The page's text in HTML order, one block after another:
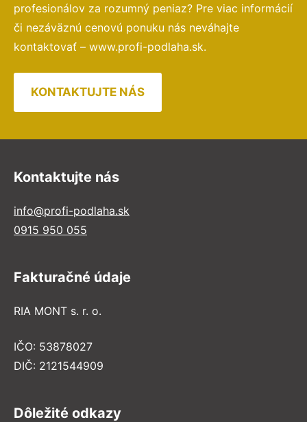
profesionálov za rozumný peniaz? Pre viac informácií
či nezáväznú cenovú ponuku nás neváhajte
kontaktovať – www.profi-podlaha.sk.
KONTAKTUJTE NÁS
Kontaktujte nás
info@profi-podlaha.sk
0915 950 055
Fakturačné údaje
RIA MONT s. r. o.
IČO: 53878027
DIČ: 2121544909
Dôležité odkazy